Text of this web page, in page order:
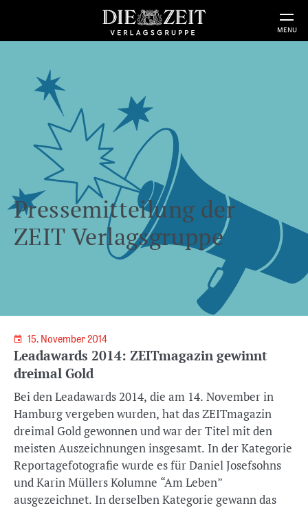
MENU
Pressemitteilung der
ZEIT Verlagsgruppe
15. November 2014
Leadawards 2014: ZEITmagazin gewinnt
dreimal Gold
Bei den Leadawards 2014, die am 14. November in
Hamburg vergeben wurden, hat das ZEITmagazin
dreimal Gold gewonnen und war der Titel mit den
meisten Auszeichnungen insgesamt. In der Kategorie
Reportagefotografie wurde es für Daniel Josefsohns
und Karin Müllers Kolumne “Am Leben”
ausgezeichnet. In derselben Kategorie gewann das